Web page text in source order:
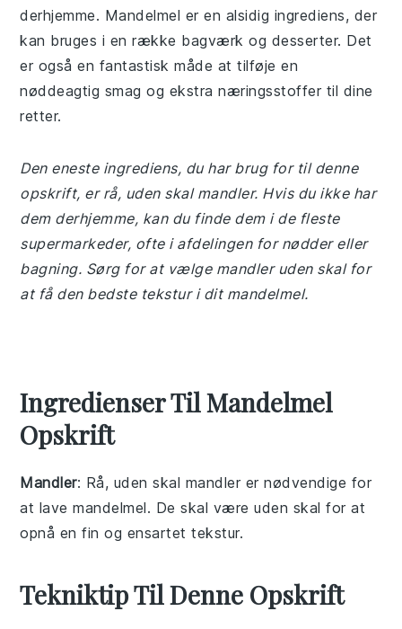
derhjemme. Mandelmel er en alsidig ingrediens, der
kan bruges i en række bagværk og desserter. Det
er også en fantastisk måde at tilføje en
nøddeagtig smag og ekstra næringsstoffer til dine
retter.
Den eneste ingrediens, du har brug for til denne
opskrift, er rå, uden skal mandler. Hvis du ikke har
dem derhjemme, kan du finde dem i de fleste
supermarkeder, ofte i afdelingen for nødder eller
bagning. Sørg for at vælge mandler uden skal for
at få den bedste tekstur i dit mandelmel.
Ingredienser Til Mandelmel
Opskrift
Mandler: Rå, uden skal mandler er nødvendige for
at lave mandelmel. De skal være uden skal for at
opnå en fin og ensartet tekstur.
Tekniktip Til Denne Opskrift